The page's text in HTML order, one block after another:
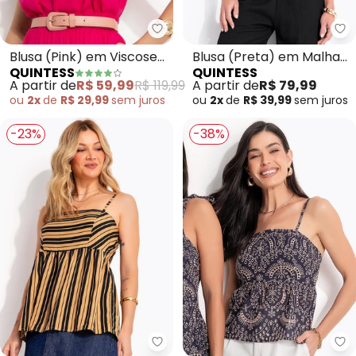
Quintess - Blusa (Pink) em
Blusa (Pink) em Viscose
Plana Sarjada
QUINTESS
A partir deR$ 59,99R$ 119,99
ou 2xde R$ 29,99sem juros
Blusa (Preta) em Malha
Texturizada
QUINTESS
A partir deR$ 79,99
ou 2xde R$ 39,99sem juros
-23%
Quintess - Blusa (Listrado
-38%